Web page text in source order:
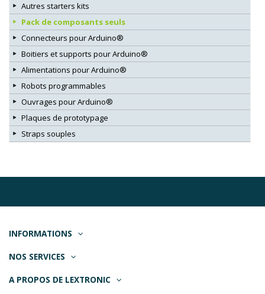
Autres starters kits
Pack de composants seuls
Connecteurs pour Arduino®
Boitiers et supports pour Arduino®
Alimentations pour Arduino®
Robots programmables
Ouvrages pour Arduino®
Plaques de prototypage
Straps souples
INFORMATIONS
NOS SERVICES
A PROPOS DE LEXTRONIC